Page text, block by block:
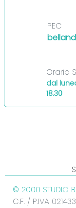
PEC
Orario
dal
18.30
© 2000 STUDIO
C.F. / P.IVA